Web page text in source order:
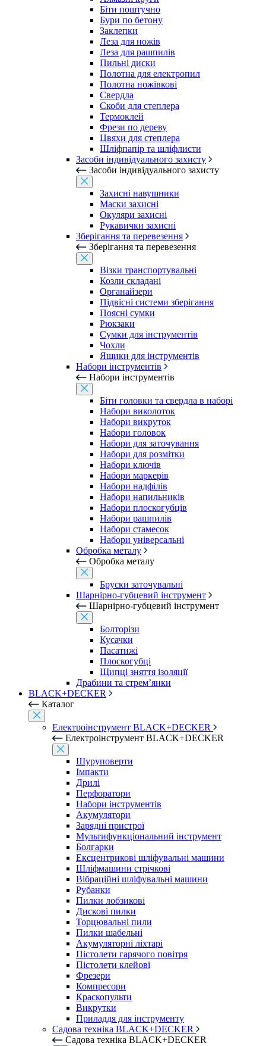
Біти поштучно
Бури по бетону
Заклепки
Леза для ножів
Леза для рашпилів
Пильні диски
Полотна для електропил
Полотна ножівкові
Свердла
Скоби для степлера
Термоклей
Фрези по дереву
Цвяхи для степлера
Шліфпапір та шліфлисти
Засоби індивідуального захисту
Засоби індивідуального захисту
Захисні навушники
Маски захисні
Окуляри захисні
Рукавички захисні
Зберігання та перевезення
Зберігання та перевезення
Візки транспортувальні
Козли складані
Органайзери
Підвісні системи зберігання
Поясні сумки
Рюкзаки
Сумки для інструментів
Чохли
Ящики для інструментів
Набори інструментів
Набори інструментів
Біти головки та свердла в наборі
Набори виколоток
Набори викруток
Набори головок
Набори для заточування
Набори для розмітки
Набори ключів
Набори маркерів
Набори надфілів
Набори напильників
Набори плоскогубців
Набори рашпилів
Набори стамесок
Набори універсальні
Обробка металу
Обробка металу
Бруски заточувальні
Шарнірно-губцевий інструмент
Шарнірно-губцевий інструмент
Болторізи
Кусачки
Пасатижі
Плоскогубці
Щипці зняття ізоляції
Драбини та стрем’янки
BLACK+DECKER
Каталог
Електроінструмент BLACK+DECKER
Електроінструмент BLACK+DECKER
Шуруповерти
Імпакти
Дрилі
Перфоратори
Набори інструментів
Акумулятори
Зарядні пристрої
Мультифункціональний інструмент
Болгарки
Ексцентрикові шліфувальні машини
Шліфмашини стрічкові
Вібраційні шліфувальні машини
Рубанки
Пилки лобзикові
Дискові пилки
Торцювальні пили
Пилки шабельні
Акумуляторні ліхтарі
Пістолети гарячого повітря
Пістолети клейові
Фрезери
Компресори
Краскопульти
Викрутки
Приладдя для інструменту
Садова техніка BLACK+DECKER
Садова техніка BLACK+DECKER